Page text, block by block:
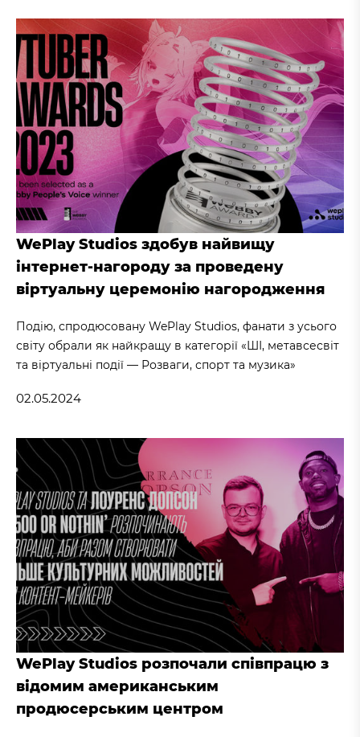
WePlay Studios здобув найвищу
інтернет-нагороду за проведену
віртуальну церемонію нагородження
Подію, спродюсовану WePlay Studios, фанати з усього
світу обрали як найкращу в категорії «ШІ, метавсесвіт
та віртуальні події — Розваги, спорт та музика»
02.05.2024
WePlay Studios розпочали співпрацю з
відомим американським
продюсерським центром